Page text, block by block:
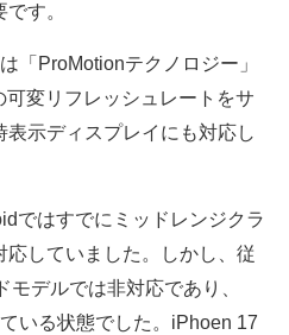
す。
「ProMotionテクノロジー」
変リフレッシュレートをサ
示ディスプレイにも対応し
ではすでにミッドレンジクラ
応していました。しかし、従
デルでは非対応であり、
いる状態でした。iPhoen 17